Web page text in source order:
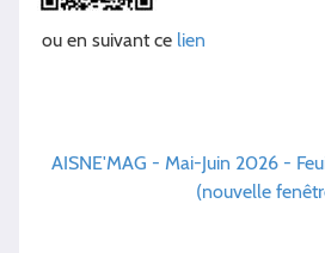
ou en suivant ce lien
AISNE'MAG - Mai-Juin 2026 -
(nouvelle